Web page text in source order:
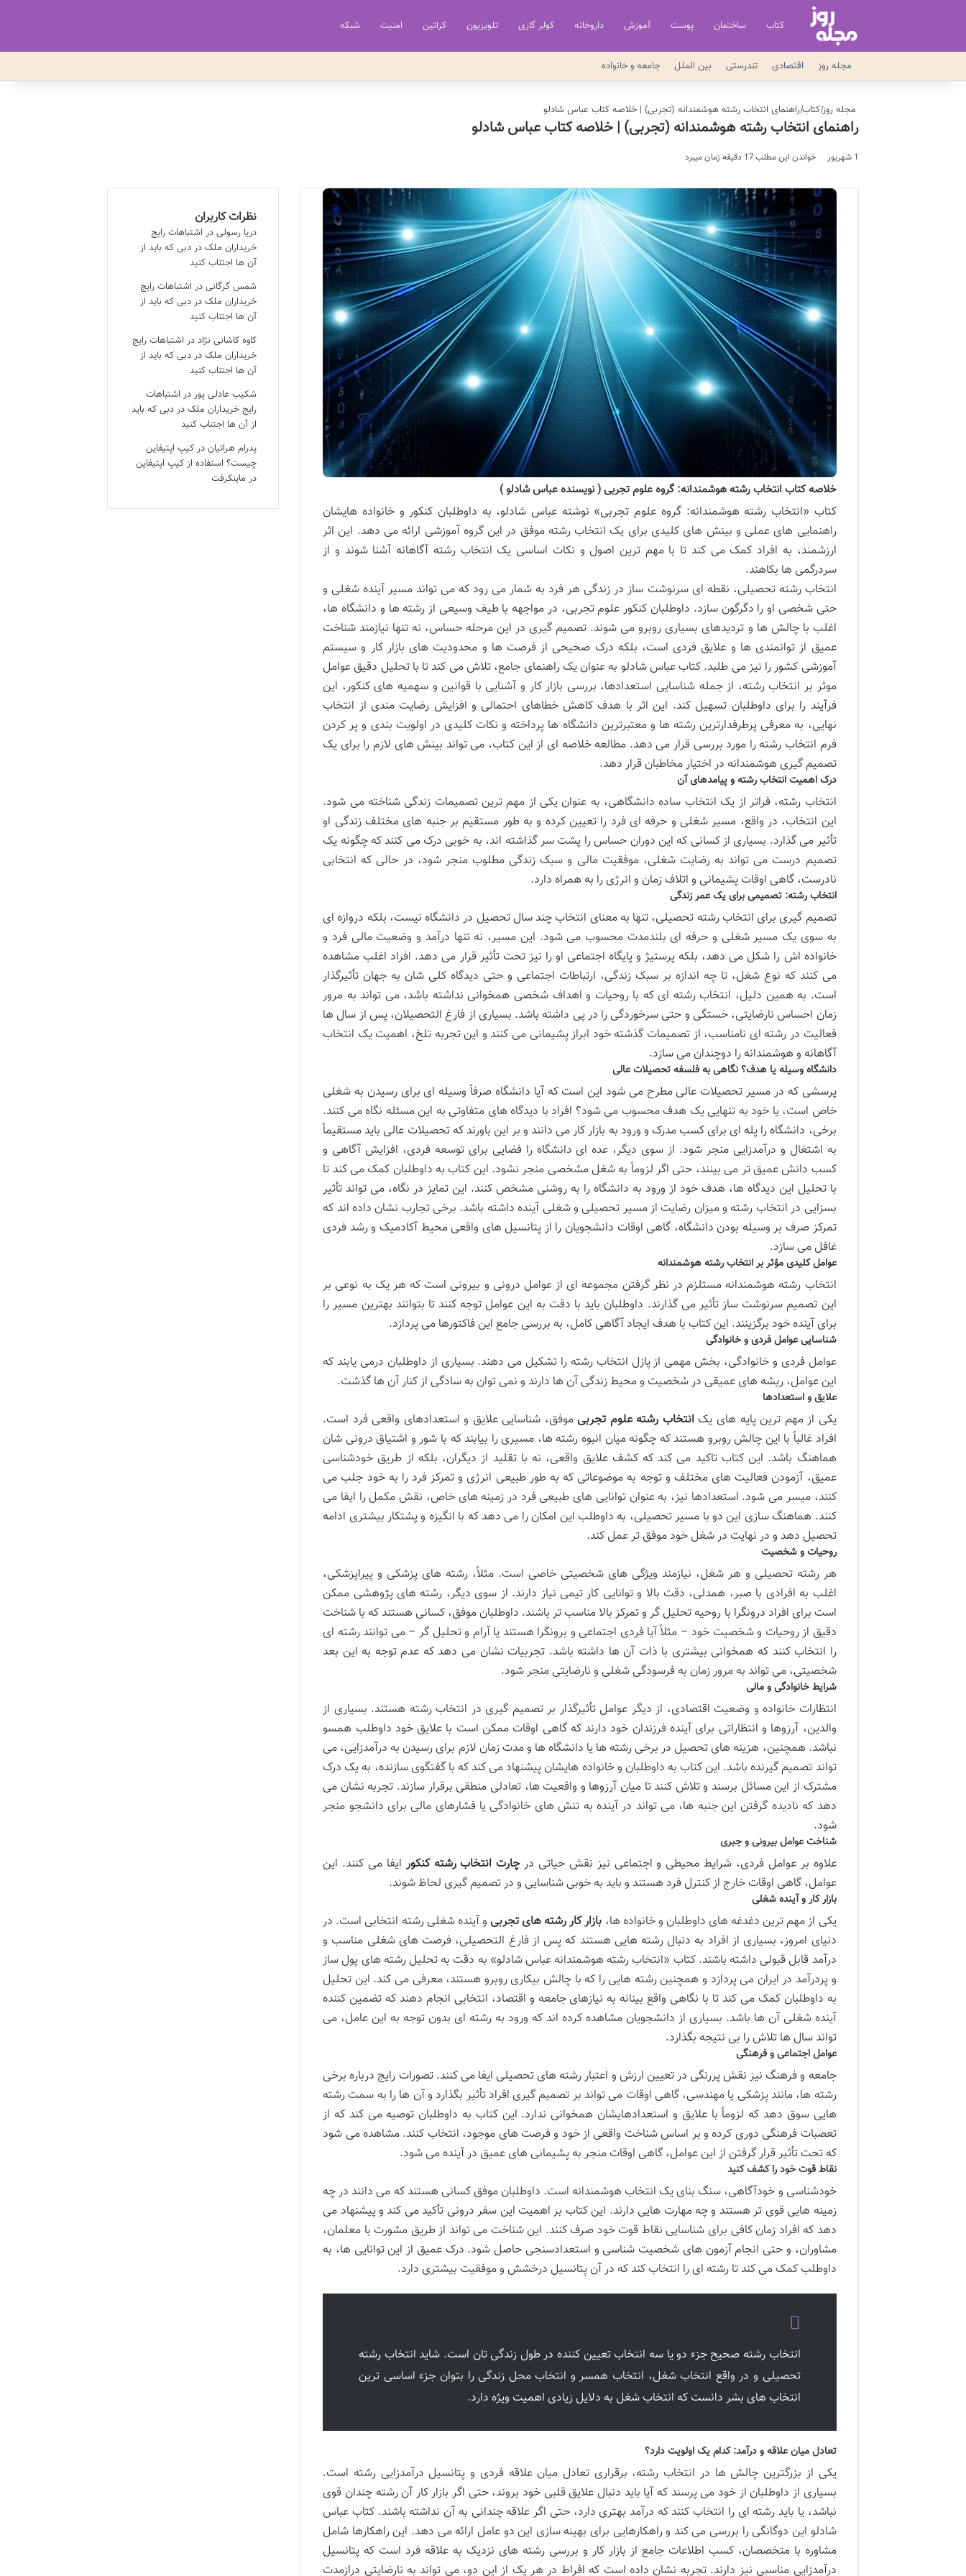
کتاب ساختمان پوست آموزش داروخانه کولر گازی تلویزیون کراتین امنیت شبکه
مجله روز اقتصادی تندرستی بین الملل جامعه و خانواده
مجله روز|کتاب|راهنمای انتخاب رشته هوشمندانه (تجربی) | خلاصه کتاب عباس شادلو
راهنمای انتخاب رشته هوشمندانه (تجربی) | خلاصه کتاب عباس شادلو
1 شهریور خواندن این مطلب 17 دقیقه زمان میبرد
خلاصه کتاب انتخاب رشته هوشمندانه: گروه علوم تجربی ( نویسنده عباس شادلو )
کتاب «انتخاب رشته هوشمندانه: گروه علوم تجربی» نوشته عباس شادلو، به داوطلبان کنکور و خانواده هایشان
راهنمایی های عملی و بینش های کلیدی برای یک انتخاب رشته موفق در این گروه آموزشی ارائه می دهد. این اثر
ارزشمند، به افراد کمک می کند تا با مهم ترین اصول و نکات اساسی یک انتخاب رشته آگاهانه آشنا شوند و از
سردرگمی ها بکاهند.
انتخاب رشته تحصیلی، نقطه ای سرنوشت ساز در زندگی هر فرد به شمار می رود که می تواند مسیر آینده شغلی و
حتی شخصی او را دگرگون سازد. داوطلبان کنکور علوم تجربی، در مواجهه با طیف وسیعی از رشته ها و دانشگاه ها،
اغلب با چالش ها و تردیدهای بسیاری روبرو می شوند. تصمیم گیری در این مرحله حساس، نه تنها نیازمند شناخت
عمیق از توانمندی ها و علایق فردی است، بلکه درک صحیحی از فرصت ها و محدودیت های بازار کار و سیستم
آموزشی کشور را نیز می طلبد. کتاب عباس شادلو به عنوان یک راهنمای جامع، تلاش می کند تا با تحلیل دقیق عوامل
موثر بر انتخاب رشته، از جمله شناسایی استعدادها، بررسی بازار کار و آشنایی با قوانین و سهمیه های کنکور، این
فرآیند را برای داوطلبان تسهیل کند. این اثر با هدف کاهش خطاهای احتمالی و افزایش رضایت مندی از انتخاب
نهایی، به معرفی پرطرفدارترین رشته ها و معتبرترین دانشگاه ها پرداخته و نکات کلیدی در اولویت بندی و پر کردن
فرم انتخاب رشته را مورد بررسی قرار می دهد. مطالعه خلاصه ای از این کتاب، می تواند بینش های لازم را برای یک
تصمیم گیری هوشمندانه در اختیار مخاطبان قرار دهد.
درک اهمیت انتخاب رشته و پیامدهای آن
انتخاب رشته، فراتر از یک انتخاب ساده دانشگاهی، به عنوان یکی از مهم ترین تصمیمات زندگی شناخته می شود.
این انتخاب، در واقع، مسیر شغلی و حرفه ای فرد را تعیین کرده و به طور مستقیم بر جنبه های مختلف زندگی او
تأثیر می گذارد. بسیاری از کسانی که این دوران حساس را پشت سر گذاشته اند، به خوبی درک می کنند که چگونه یک
تصمیم درست می تواند به رضایت شغلی، موفقیت مالی و سبک زندگی مطلوب منجر شود، در حالی که انتخابی
نادرست، گاهی اوقات پشیمانی و اتلاف زمان و انرژی را به همراه دارد.
انتخاب رشته: تصمیمی برای یک عمر زندگی
تصمیم گیری برای انتخاب رشته تحصیلی، تنها به معنای انتخاب چند سال تحصیل در دانشگاه نیست، بلکه دروازه ای
به سوی یک مسیر شغلی و حرفه ای بلندمدت محسوب می شود. این مسیر، نه تنها درآمد و وضعیت مالی فرد و
خانواده اش را شکل می دهد، بلکه پرستیژ و پایگاه اجتماعی او را نیز تحت تأثیر قرار می دهد. افراد اغلب مشاهده
می کنند که نوع شغل، تا چه اندازه بر سبک زندگی، ارتباطات اجتماعی و حتی دیدگاه کلی شان به جهان تأثیرگذار
است. به همین دلیل، انتخاب رشته ای که با روحیات و اهداف شخصی همخوانی نداشته باشد، می تواند به مرور
زمان احساس نارضایتی، خستگی و حتی سرخوردگی را در پی داشته باشد. بسیاری از فارغ التحصیلان، پس از سال ها
فعالیت در رشته ای نامناسب، از تصمیمات گذشته خود ابراز پشیمانی می کنند و این تجربه تلخ، اهمیت یک انتخاب
آگاهانه و هوشمندانه را دوچندان می سازد.
دانشگاه وسیله یا هدف؟ نگاهی به فلسفه تحصیلات عالی
پرسشی که در مسیر تحصیلات عالی مطرح می شود این است که آیا دانشگاه صرفاً وسیله ای برای رسیدن به شغلی
خاص است، یا خود به تنهایی یک هدف محسوب می شود؟ افراد با دیدگاه های متفاوتی به این مسئله نگاه می کنند.
برخی، دانشگاه را پله ای برای کسب مدرک و ورود به بازار کار می دانند و بر این باورند که تحصیلات عالی باید مستقیماً
به اشتغال و درآمدزایی منجر شود. از سوی دیگر، عده ای دانشگاه را فضایی برای توسعه فردی، افزایش آگاهی و
کسب دانش عمیق تر می بینند، حتی اگر لزوماً به شغل مشخصی منجر نشود. این کتاب به داوطلبان کمک می کند تا
با تحلیل این دیدگاه ها، هدف خود از ورود به دانشگاه را به روشنی مشخص کنند. این تمایز در نگاه، می تواند تأثیر
بسزایی در انتخاب رشته و میزان رضایت از مسیر تحصیلی و شغلی آینده داشته باشد. برخی تجارب نشان داده اند که
تمرکز صرف بر وسیله بودن دانشگاه، گاهی اوقات دانشجویان را از پتانسیل های واقعی محیط آکادمیک و رشد فردی
غافل می سازد.
عوامل کلیدی مؤثر بر انتخاب رشته هوشمندانه
انتخاب رشته هوشمندانه مستلزم در نظر گرفتن مجموعه ای از عوامل درونی و بیرونی است که هر یک به نوعی بر
این تصمیم سرنوشت ساز تأثیر می گذارند. داوطلبان باید با دقت به این عوامل توجه کنند تا بتوانند بهترین مسیر را
برای آینده خود برگزینند. این کتاب با هدف ایجاد آگاهی کامل، به بررسی جامع این فاکتورها می پردازد.
شناسایی عوامل فردی و خانوادگی
عوامل فردی و خانوادگی، بخش مهمی از پازل انتخاب رشته را تشکیل می دهند. بسیاری از داوطلبان درمی یابند که
این عوامل، ریشه های عمیقی در شخصیت و محیط زندگی آن ها دارند و نمی توان به سادگی از کنار آن ها گذشت.
علایق و استعدادها
یکی از مهم ترین پایه های یک انتخاب رشته علوم تجربی موفق، شناسایی علایق و استعدادهای واقعی فرد است.
افراد غالباً با این چالش روبرو هستند که چگونه میان انبوه رشته ها، مسیری را بیابند که با شور و اشتیاق درونی شان
هماهنگ باشد. این کتاب تاکید می کند که کشف علایق واقعی، نه با تقلید از دیگران، بلکه از طریق خودشناسی
عمیق، آزمودن فعالیت های مختلف و توجه به موضوعاتی که به طور طبیعی انرژی و تمرکز فرد را به خود جلب می
کنند، میسر می شود. استعدادها نیز، به عنوان توانایی های طبیعی فرد در زمینه های خاص، نقش مکمل را ایفا می
کنند. هماهنگ سازی این دو با مسیر تحصیلی، به داوطلب این امکان را می دهد که با انگیزه و پشتکار بیشتری ادامه
تحصیل دهد و در نهایت در شغل خود موفق تر عمل کند.
روحیات و شخصیت
هر رشته تحصیلی و هر شغل، نیازمند ویژگی های شخصیتی خاصی است. مثلاً، رشته های پزشکی و پیراپزشکی،
اغلب به افرادی با صبر، همدلی، دقت بالا و توانایی کار تیمی نیاز دارند. از سوی دیگر، رشته های پژوهشی ممکن
است برای افراد درونگرا با روحیه تحلیل گر و تمرکز بالا مناسب تر باشند. داوطلبان موفق، کسانی هستند که با شناخت
دقیق از روحیات و شخصیت خود – مثلاً آیا فردی اجتماعی و برونگرا هستند یا آرام و تحلیل گر – می توانند رشته ای
را انتخاب کنند که همخوانی بیشتری با ذات آن ها داشته باشد. تجربیات نشان می دهد که عدم توجه به این بعد
شخصیتی، می تواند به مرور زمان به فرسودگی شغلی و نارضایتی منجر شود.
شرایط خانوادگی و مالی
انتظارات خانواده و وضعیت اقتصادی، از دیگر عوامل تأثیرگذار بر تصمیم گیری در انتخاب رشته هستند. بسیاری از
والدین، آرزوها و انتظاراتی برای آینده فرزندان خود دارند که گاهی اوقات ممکن است با علایق خود داوطلب همسو
نباشد. همچنین، هزینه های تحصیل در برخی رشته ها یا دانشگاه ها و مدت زمان لازم برای رسیدن به درآمدزایی، می
تواند تصمیم گیرنده باشد. این کتاب به داوطلبان و خانواده هایشان پیشنهاد می کند که با گفتگوی سازنده، به یک درک
مشترک از این مسائل برسند و تلاش کنند تا میان آرزوها و واقعیت ها، تعادلی منطقی برقرار سازند. تجربه نشان می
دهد که نادیده گرفتن این جنبه ها، می تواند در آینده به تنش های خانوادگی یا فشارهای مالی برای دانشجو منجر
شود.
شناخت عوامل بیرونی و جبری
علاوه بر عوامل فردی، شرایط محیطی و اجتماعی نیز نقش حیاتی درچارت انتخاب رشته کنکور ایفا می کنند. این
عوامل، گاهی اوقات خارج از کنترل فرد هستند و باید به خوبی شناسایی و در تصمیم گیری لحاظ شوند.
بازار کار و آینده شغلی
یکی از مهم ترین دغدغه های داوطلبان و خانواده ها، بازار کار رشته های تجربی و آینده شغلی رشته انتخابی است. در
دنیای امروز، بسیاری از افراد به دنبال رشته هایی هستند که پس از فارغ التحصیلی، فرصت های شغلی مناسب و
درآمد قابل قبولی داشته باشند. کتاب «انتخاب رشته هوشمندانه عباس شادلو» به دقت به تحلیل رشته های پول ساز
و پردرآمد در ایران می پردازد و همچنین رشته هایی را که با چالش بیکاری روبرو هستند، معرفی می کند. این تحلیل
به داوطلبان کمک می کند تا با نگاهی واقع بینانه به نیازهای جامعه و اقتصاد، انتخابی انجام دهند که تضمین کننده
آینده شغلی آن ها باشد. بسیاری از دانشجویان مشاهده کرده اند که ورود به رشته ای بدون توجه به این عامل، می
تواند سال ها تلاش را بی نتیجه بگذارد.
عوامل اجتماعی و فرهنگی
جامعه و فرهنگ نیز نقش پررنگی در تعیین ارزش و اعتبار رشته های تحصیلی ایفا می کنند. تصورات رایج درباره برخی
رشته ها، مانند پزشکی یا مهندسی، گاهی اوقات می تواند بر تصمیم گیری افراد تأثیر بگذارد و آن ها را به سمت رشته
هایی سوق دهد که لزوماً با علایق و استعدادهایشان همخوانی ندارد. این کتاب به داوطلبان توصیه می کند که از
تعصبات فرهنگی دوری کرده و بر اساس شناخت واقعی از خود و فرصت های موجود، انتخاب کنند. مشاهده می شود
که تحت تأثیر قرار گرفتن از این عوامل، گاهی اوقات منجر به پشیمانی های عمیق در آینده می شود.
نقاط قوت خود را کشف کنید
خودشناسی و خودآگاهی، سنگ بنای یک انتخاب هوشمندانه است. داوطلبان موفق کسانی هستند که می دانند در چه
زمینه هایی قوی تر هستند و چه مهارت هایی دارند. این کتاب بر اهمیت این سفر درونی تأکید می کند و پیشنهاد می
دهد که افراد زمان کافی برای شناسایی نقاط قوت خود صرف کنند. این شناخت می تواند از طریق مشورت با معلمان،
مشاوران، و حتی انجام آزمون های شخصیت شناسی و استعدادسنجی حاصل شود. درک عمیق از این توانایی ها، به
داوطلب کمک می کند تا رشته ای را انتخاب کند که در آن پتانسیل درخشش و موفقیت بیشتری دارد.
انتخاب رشته صحیح جزء دو یا سه انتخاب تعیین کننده در طول زندگی تان است. شاید انتخاب رشته
تحصیلی و در واقع انتخاب شغل، انتخاب همسر و انتخاب محل زندگی را بتوان جزء اساسی ترین
انتخاب های بشر دانست که انتخاب شغل به دلایل زیادی اهمیت ویژه دارد.
تعادل میان علاقه و درآمد: کدام یک اولویت دارد؟
یکی از بزرگترین چالش ها در انتخاب رشته، برقراری تعادل میان علاقه فردی و پتانسیل درآمدزایی رشته است.
بسیاری از داوطلبان از خود می پرسند که آیا باید دنبال علایق قلبی خود بروند، حتی اگر بازار کار آن رشته چندان قوی
نباشد، یا باید رشته ای را انتخاب کنند که درآمد بهتری دارد، حتی اگر علاقه چندانی به آن نداشته باشند. کتاب عباس
شادلو این دوگانگی را بررسی می کند و راهکارهایی برای بهینه سازی این دو عامل ارائه می دهد. این راهکارها شامل
مشاوره با متخصصان، کسب اطلاعات جامع از بازار کار و بررسی رشته های نزدیک به علاقه فرد است که پتانسیل
درآمدزایی مناسبی نیز دارند. تجربه نشان داده است که افراط در هر یک از این دو، می تواند به نارضایتی درازمدت
نظرات کاربران
دریا رسولیدر اشتباهات رایج
خریداران ملک در دبی که باید از
آن ها اجتناب کنید
شمس گرگانیدر اشتباهات رایج
خریداران ملک در دبی که باید از
آن ها اجتناب کنید
کاوه کاشانی نژاددر اشتباهات رایج
خریداران ملک در دبی که باید از
آن ها اجتناب کنید
شکیب عادلی پوردر اشتباهات
رایج خریداران ملک در دبی که باید
از آن ها اجتناب کنید
پدرام هراتیاندر کیپ اپتیفاین
چیست؟ استفاده از کیپ اپتیفاین
در ماینکرفت